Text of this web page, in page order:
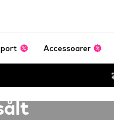
Accessoarer